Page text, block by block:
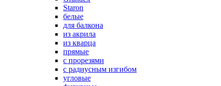
Staron
белые
для балкона
из акрила
из кварца
прямые
с прорезями
с радиусным изгибом
угловые